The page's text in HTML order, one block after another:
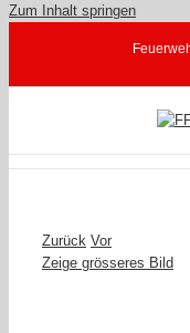
Zum Inhalt springen
Zurück Vor
Zeige grösseres Bild